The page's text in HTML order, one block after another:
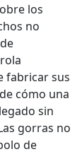
los
no
fabricar sus
cómo una
sin
gorras no
de